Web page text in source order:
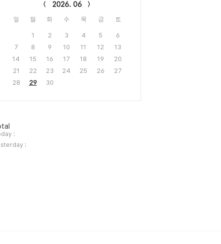
2026. 06
일 월 화 수 목 금 토
1 2 3 4 5
6
7
8 9 10 11 12
13
14
15 16 17 18 19
20
21
22 23 24 25 26
27
28
29 30
:
: